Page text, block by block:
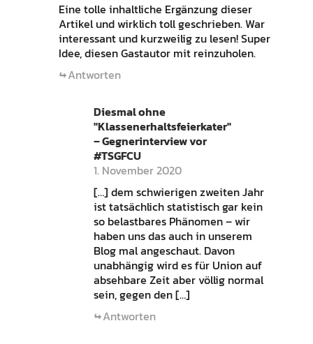
Eine tolle inhaltliche Ergänzung dieser
Artikel und wirklich toll geschrieben. War
interessant und kurzweilig zu lesen! Super
Idee, diesen Gastautor mit reinzuholen.
Antworten
Diesmal ohne
"Klassenerhaltsfeierkater"
– Gegnerinterview vor
#TSGFCU
1. November 2020
[…] dem schwierigen zweiten Jahr
ist tatsächlich statistisch gar kein
so belastbares Phänomen – wir
haben uns das auch in unserem
Blog mal angeschaut. Davon
unabhängig wird es für Union auf
absehbare Zeit aber völlig normal
sein, gegen den […]
Antworten